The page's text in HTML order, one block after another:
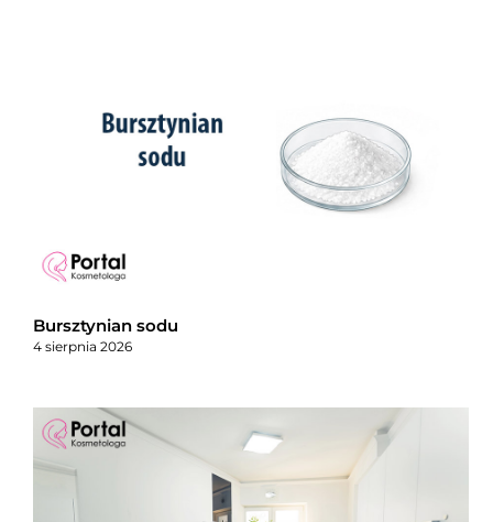
Bursztynian sodu
4 sierpnia 2026